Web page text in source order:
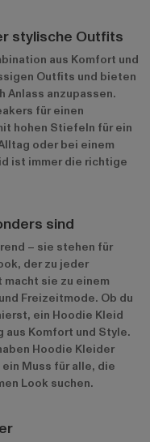
stylische Outfits
aus Komfort und
Outfits und bieten
Anlass anzupassen.
für einen
hohen Stiefeln für ein
oder bei einem
ist immer die richtige
sind
– sie stehen für
der zu jeder
sie zu einem
Freizeitmode. Ob du
ein Hoodie Kleid
Komfort und Style.
Hoodie Kleider
Muss für alle, die
Look suchen.